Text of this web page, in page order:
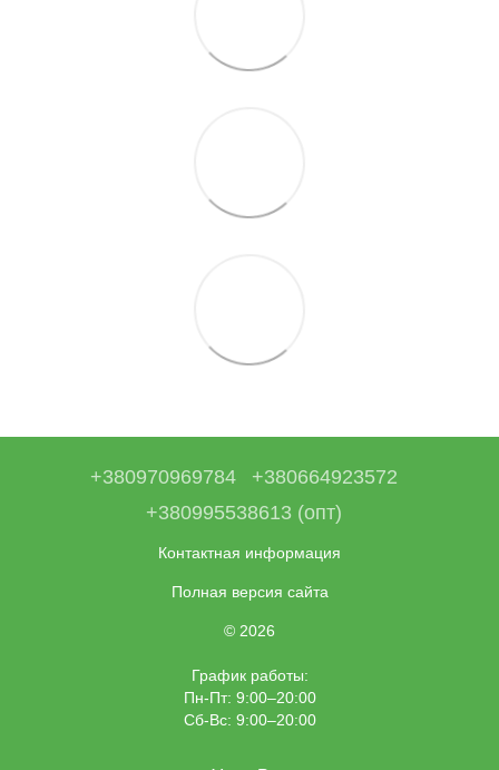
+380970969784
+380664923572
+380995538613 (опт)
Контактная информация
Полная версия сайта
© 2026
График работы:
Пн-Пт: 9:00–20:00
Сб-Вс: 9:00–20:00